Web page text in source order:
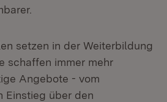
setzen in der Weiterbildung
schaffen immer mehr
Angebote - vom
Einstieg über den